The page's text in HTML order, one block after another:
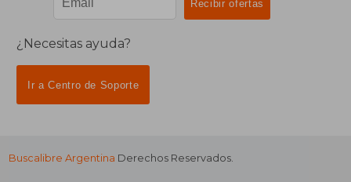
¿Necesitas ayuda?
Ir a Centro de Soporte
Buscalibre Argentina Derechos Reservados.